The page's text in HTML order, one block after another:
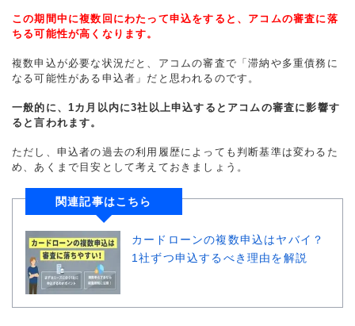
この期間中に複数回にわたって申込をすると、アコムの審査に落
ちる可能性が高くなります。
複数申込が必要な状況だと、アコムの審査で「滞納や多重債務に
なる可能性がある申込者」だと思われるのです。
一般的に、1カ月以内に3社以上申込するとアコムの審査に影響す
ると言われます。
ただし、申込者の過去の利用履歴によっても判断基準は変わるた
め、あくまで目安として考えておきましょう。
関連記事はこちら
カードローンの複数申込はヤバイ？
1社ずつ申込するべき理由を解説